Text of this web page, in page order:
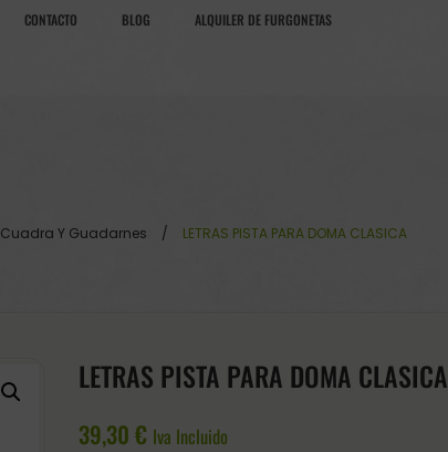
CONTACTO BLOG ALQUILER DE FURGONETAS
Cuadra Y Guadarnes / LETRAS PISTA PARA DOMA CLASICA
LETRAS PISTA PARA DOMA CLASICA
39,30€ Iva Incluido